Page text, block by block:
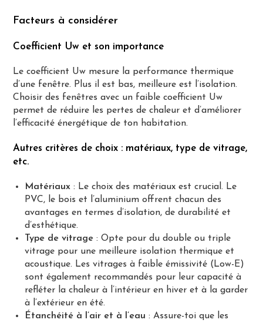
Facteurs à considérer
Coefficient Uw et son importance
Le coefficient Uw mesure la performance thermique
d’une fenêtre. Plus il est bas, meilleure est l’isolation.
Choisir des fenêtres avec un faible coefficient Uw
permet de réduire les pertes de chaleur et d’améliorer
l’efficacité énergétique de ton habitation.
Autres critères de choix : matériaux, type de vitrage,
etc.
Matériaux : Le choix des matériaux est crucial. Le
PVC, le bois et l’aluminium offrent chacun des
avantages en termes d’isolation, de durabilité et
d’esthétique.
Type de vitrage : Opte pour du double ou triple
vitrage pour une meilleure isolation thermique et
acoustique. Les vitrages à faible émissivité (Low-E)
sont également recommandés pour leur capacité à
refléter la chaleur à l’intérieur en hiver et à la garder
à l’extérieur en été.
Étanchéité à l’air et à l’eau : Assure-toi que les